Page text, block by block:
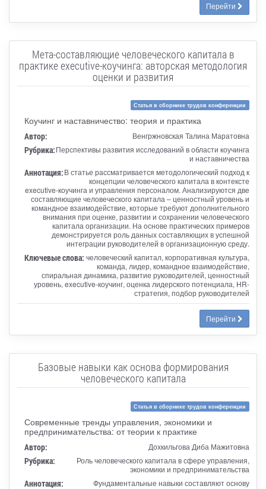
Перейти
Мета-составляющие человеческого капитала в
практике executive-коучинга: авторская методология
оценки и развития
Статья в сборнике трудов конференции
Коучинг и наставничество: теория и практика
Автор: Венгржновская Талина Маратовна
Рубрика:Перспективы развития исследований в области коучинга
и наставничества
Аннотация:В статье рассматривается методологический подход к
концепции человеческого капитала в контексте
executive-коучинга и управления персоналом. Анализируются две
составляющие человеческого капитала – ценностный уровень и
командное взаимодействие, которые требуют дополнительного
внимания при оценке, развитии и сохранении человеческого
капитала организации. На основе практических примеров
демонстрируется роль данных составляющих в успешной
интеграции руководителей в организационную среду.
Ключевые слова: человеческий капитал, корпоративная культура,
команда, лидер, командное взаимодействие,
спиральная динамика, развитие руководителей, ценностный
уровень, executive-коучинг, оценка лидерского потенциала, HR-
стратегия, подбор руководителей
Перейти
Базовые навыки как основа формирования
человеческого капитала
Статья в сборнике трудов конференции
Современные тренды управления, экономики и
предпринимательства: от теории к практике
Автор: Дохкильгова Диба Мажитовна
Рубрика:
Роль человеческого капитала в сфере управления,
экономики и предпринимательства
Аннотация:
Фундаментальные навыки составляют основу